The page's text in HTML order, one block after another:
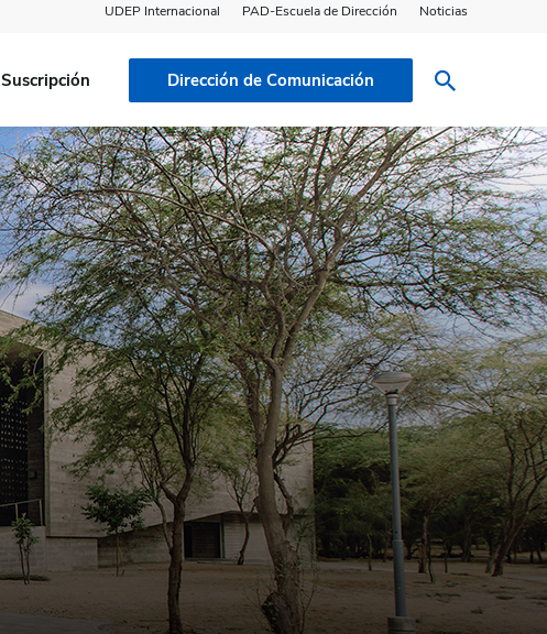
UDEP Internacional PAD-Escuela de Dirección Noticias
Suscripción Dirección de Comunicación